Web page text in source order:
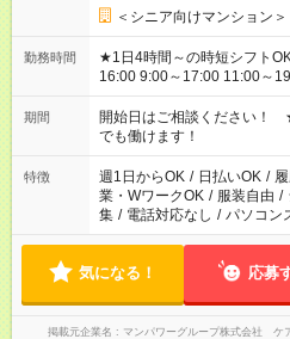
＜シニア向けマンション＞
勤務時間
★1日4時間～の時短シフトOK ★スタート時間選べます！ 7:00
16:00 9:00～17:00 11:00～19:00 な
場合、他のお仕事と合わせ
ん ※法令に基づき、週20時
となります ※労働者派遣法（
短時間・短期間の就業はご
期間
開始日はご相談ください
でも働けます！
特徴 週1日からOK / 日払いOK /
業・WワークOK / 服装自由 /
集 / 電話対応なし / パソコン
気になる！ 応募
掲載元企業名 マンパワーグループ株式会社 ケ